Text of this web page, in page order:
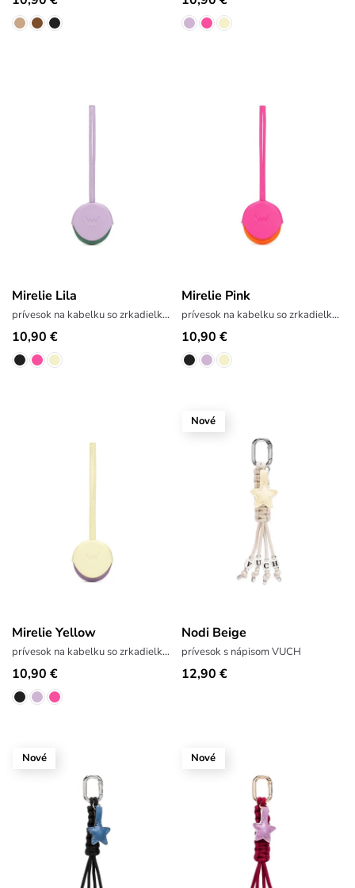
Mirelie Lila
prívesok na kabelku so zrkadielkom
10,90 €
Mirelie Pink
prívesok na kabelku so zrkadielkom
10,90 €
Mirelie Yellow
prívesok na kabelku so zrkadielkom
10,90 €
Nové
Nodi Beige
prívesok s nápisom VUCH
12,90 €
Nové Nové